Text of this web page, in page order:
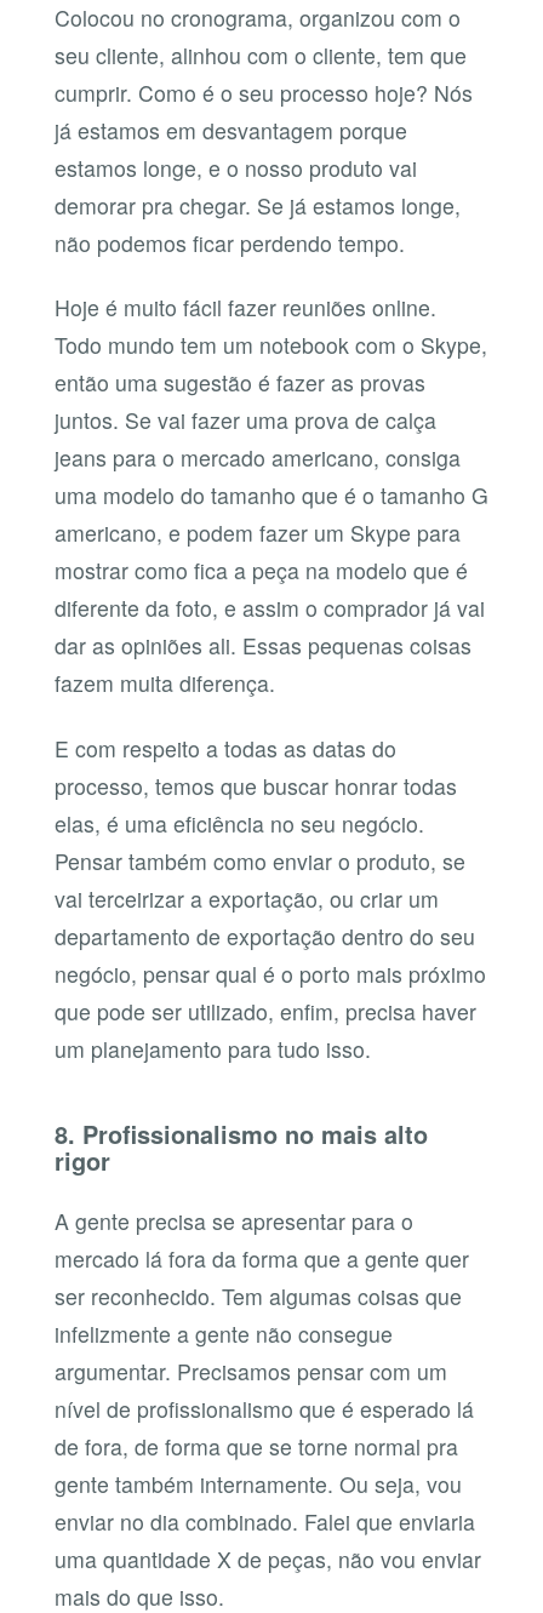
Colocou no cronograma, organizou com o
seu cliente, alinhou com o cliente, tem que
cumprir. Como é o seu processo hoje? Nós
já estamos em desvantagem porque
estamos longe, e o nosso produto vai
demorar pra chegar. Se já estamos longe,
não podemos ficar perdendo tempo.
Hoje é muito fácil fazer reuniões online.
Todo mundo tem um notebook com o Skype,
então uma sugestão é fazer as provas
juntos. Se vai fazer uma prova de calça
jeans para o mercado americano, consiga
uma modelo do tamanho que é o tamanho G
americano, e podem fazer um Skype para
mostrar como fica a peça na modelo que é
diferente da foto, e assim o comprador já vai
dar as opiniões ali. Essas pequenas coisas
fazem muita diferença.
E com respeito a todas as datas do
processo, temos que buscar honrar todas
elas, é uma eficiência no seu negócio.
Pensar também como enviar o produto, se
vai terceirizar a exportação, ou criar um
departamento de exportação dentro do seu
negócio, pensar qual é o porto mais próximo
que pode ser utilizado, enfim, precisa haver
um planejamento para tudo isso.
8. Profissionalismo no mais alto
rigor
A gente precisa se apresentar para o
mercado lá fora da forma que a gente quer
ser reconhecido. Tem algumas coisas que
infelizmente a gente não consegue
argumentar. Precisamos pensar com um
nível de profissionalismo que é esperado lá
de fora, de forma que se torne normal pra
gente também internamente. Ou seja, vou
enviar no dia combinado. Falei que enviaria
uma quantidade X de peças, não vou enviar
mais do que isso.